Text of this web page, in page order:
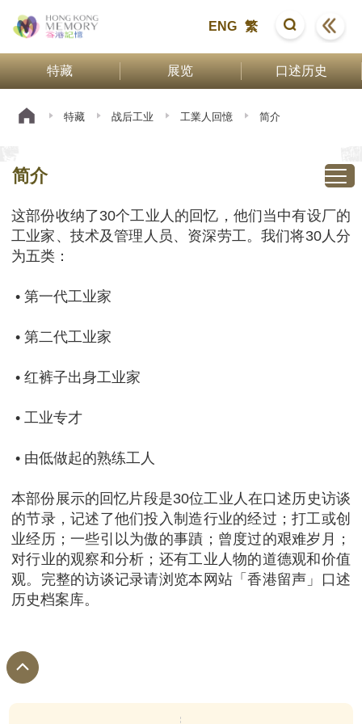
ENG 繁
特藏 展览 口述历史
特藏 战后工业 工業人回憶 简介
简介
这部份收纳了30个工业人的回忆，他们当中有设厂的
工业家、技术及管理人员、资深劳工。我们将30人分
为五类：
• 第一代工业家
• 第二代工业家
• 红裤子出身工业家
• 工业专才
• 由低做起的熟练工人
本部份展示的回忆片段是30位工业人在口述历史访谈
的节录，记述了他们投入制造行业的经过；打工或创
业经历；一些引以为傲的事蹟；曾度过的艰难岁月；
对行业的观察和分析；还有工业人物的道德观和价值
观。完整的访谈记录请浏览本网站「香港留声」口述
历史档案库。